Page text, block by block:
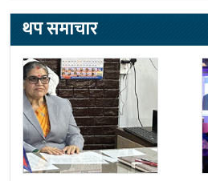
थप समाचार